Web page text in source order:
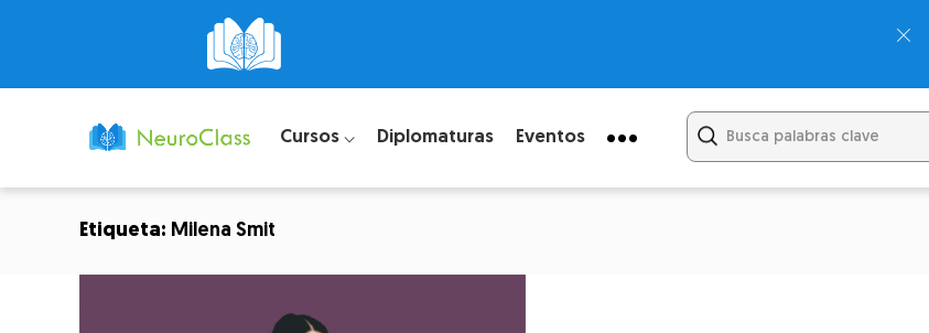
Cursos ⌵ Diplomaturas Eventos
Etiqueta: Milena Smit